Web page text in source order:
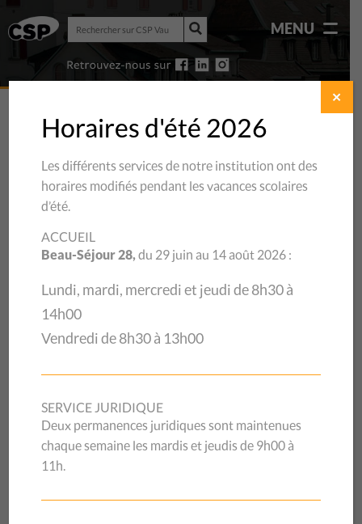
Rechercher
sur
CSP
Vaud
Rechercher
CSP
Vaud
MENU
LOCATION DESALLE
La Salle de la Fraternité est un lieu à
pour y mener des activités ponctuelles.
Horaires d'été 2026
Les différents services de notre institution ont des
horaires modifiés pendant les vacances scolaires
d’été.
ACCUEIL
Beau-Séjour 28,du 29 juin au 14 août 2026 :
Lundi, mardi, mercredi et jeudi de 8h30 à
14h00
Vendredi de 8h30 à 13h00
SERVICE JURIDIQUE
Deux permanences juridiques sont maintenues
chaque semaine les mardis et jeudis de 9h00 à
11h.
✕